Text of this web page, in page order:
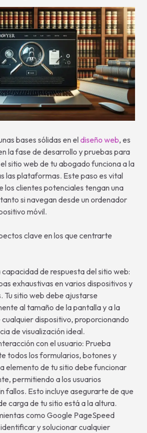
bases sólidas en eldiseño web, es
la fase de desarrollo y pruebas para
sitio web de tu abogado funciona a la
las plataformas. Este paso es vital
los clientes potenciales tengan una
si navegan desde un ordenador
móvil.
clave en los que centrarte
de respuesta del sitio web:
exhaustivas en varios dispositivos y
Tu sitio web debe ajustarse
al tamaño de la pantalla y a la
cualquier dispositivo, proporcionando
de visualización ideal.
con el usuario: Prueba
todos los formularios, botones y
elemento de tu sitio debe funcionar
permitiendo a los usuarios
fallos. Esto incluye asegurarte de que
carga de tu sitio está a la altura.
como Google PageSpeed
y solucionar cualquier